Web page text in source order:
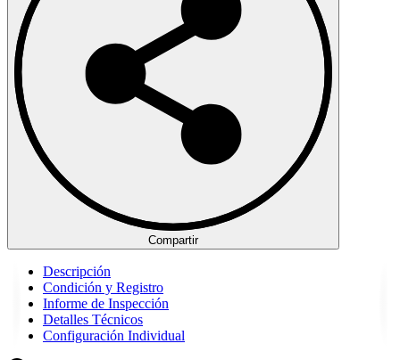
Compartir
Descripción
Condición y Registro
Informe de Inspección
Detalles Técnicos
Configuración Individual